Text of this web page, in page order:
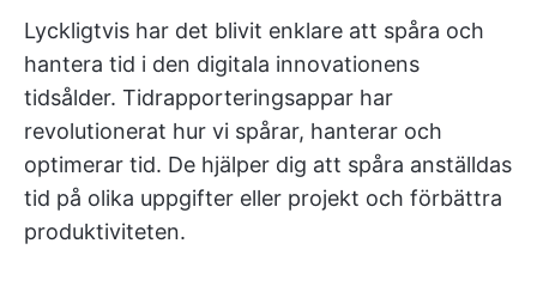
Lyckligtvis har det blivit enklare att spåra och
hantera tid i den digitala innovationens
tidsålder. Tidrapporteringsappar har
revolutionerat hur vi spårar, hanterar och
optimerar tid. De hjälper dig att spåra anställdas
tid på olika uppgifter eller projekt och förbättra
produktiviteten.